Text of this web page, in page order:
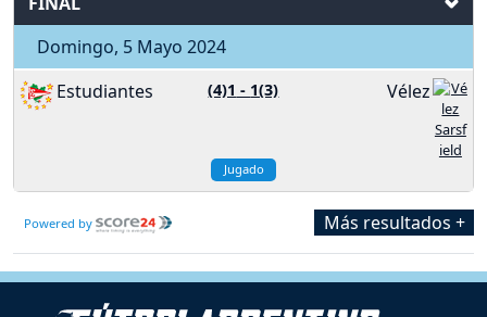
Domingo, 5 Mayo 2024
Estudiantes
(4)1 - 1(3) Vélez
Jugado
Powered by Más resultados +